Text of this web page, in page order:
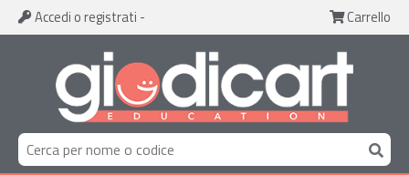
Accedi o registrati - Carrello